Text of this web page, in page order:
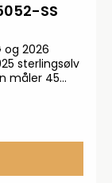
SS
og 2026
sterlingsølv
måler 45